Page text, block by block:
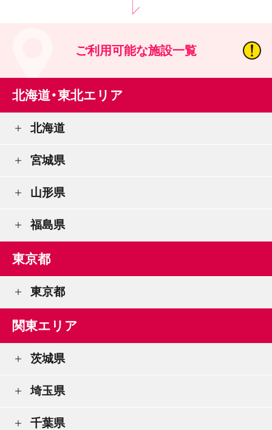
ご利用可能な施設一覧
北海道・東北エリア
北海道
宮城県
山形県
福島県
東京都
東京都
関東エリア
茨城県
埼玉県
千葉県